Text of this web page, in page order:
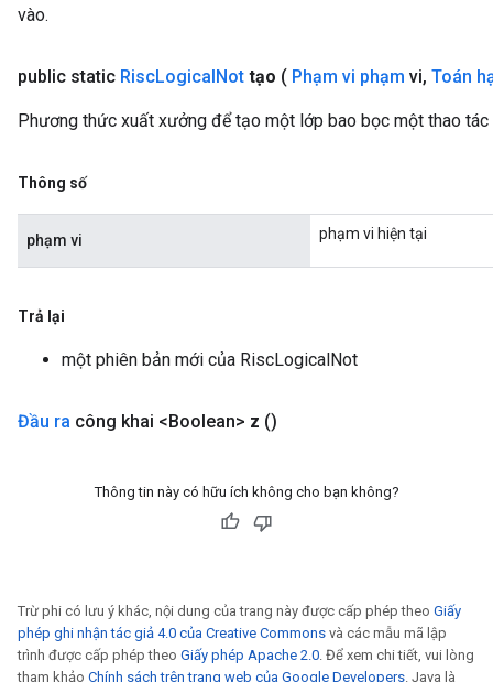
vào.
public static RiscLogicalNot tạo ( Phạm vi phạm vi, Toán
Phương thức xuất xưởng để tạo một lớp bao bọc một thao
Thông số
phạm vi phạm vi hiện tại
Trả lại
một phiên bản mới của RiscLogicalNot
Đầu ra công khai <Boolean> z ()
Thông tin này có hữu ích không cho bạn không?
Trừ phi có lưu ý khác, nội dung của trang này được cấp phép theo Giấy
phép ghi nhận tác giả 4.0 của Creative Commons và các mẫu mã lập
trình được cấp phép theo Giấy phép Apache 2.0. Để xem chi tiết, vui lòng
tham khảo Chính sách trên trang web của Google Developers. Java là